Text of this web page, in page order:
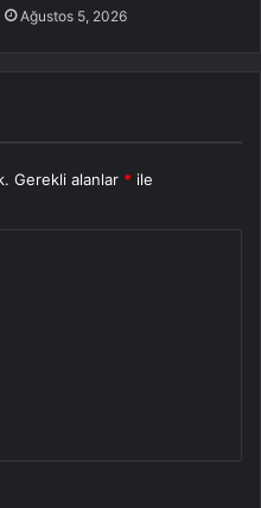
Ağustos 5, 2026
Gerekli alanlar * ile